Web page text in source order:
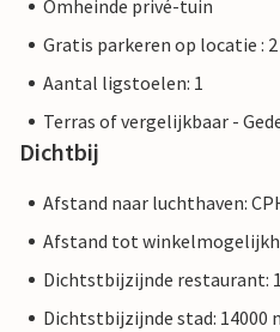
Omheinde privé-tuin
Gratis parkeren op locatie :
Aantal ligstoelen: 1
Terras of vergelijkbaar -
Dichtbij
Afstand naar luchthaven:
Afstand tot
Dichtstbijzijnde restaurant:
Dichtstbijzijnde stad: 14000